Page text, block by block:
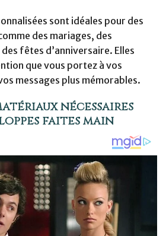
sont idéales pour des
des mariages, des
fêtes d’anniversaire. Elles
que vous portez à vos
messages plus mémorables.
nécessaires
faites main